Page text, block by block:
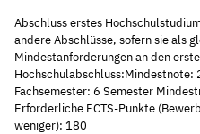
Abschluss erstes
andere Abschlüsse, sofern sie als
Mindestanforderungen an den
Hochschulabschluss:Mindestnote:
Fachsemester: 6 Semester
Erforderliche ECTS-Punkte
weniger): 180